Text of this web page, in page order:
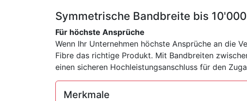
Symmetrische Bandbreite bis
Für höchste Ansprüche
Wenn Ihr Unternehmen höchste Ansprüche an die
Fibre das richtige Produkt. Mit Bandbreiten
einen sicheren Hochleistungsanschluss für den
Merkmale